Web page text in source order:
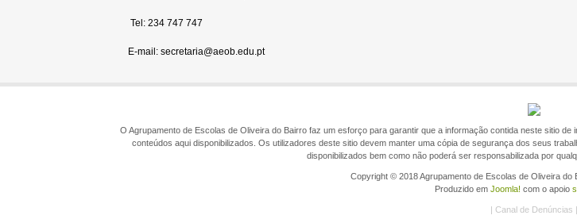
Tel: 234 747 747
E-mail: secretaria@aeob.edu.pt
O Agrupamento de Escolas de Oliveira do Bairro faz um esforço para garantir que a informação contida neste sitio
conteúdos aqui disponibilizados. Os utilizadores deste sitio devem manter uma cópia de segurança dos seus
disponibilizados bem como não poderá ser responsabilizada por
Copyright © 2018 Agrupamento de Escolas de Oliveira do
Produzido em Joomla! com o apoio
Canal de Denúncias